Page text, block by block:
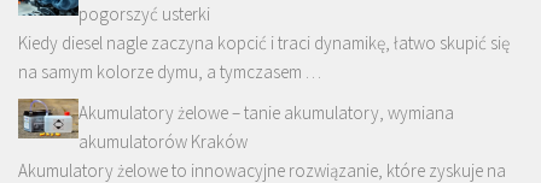
pogorszyć usterki
Kiedy diesel nagle zaczyna kopcić i traci dynamikę, łatwo skupić się
na samym kolorze dymu, a tymczasem …
Akumulatory żelowe – tanie akumulatory, wymiana
akumulatorów Kraków
Akumulatory żelowe to innowacyjne rozwiązanie, które zyskuje na